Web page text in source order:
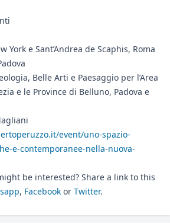
York e Sant’Andrea de Scaphis, Roma
Belle Arti e Paesaggio per l’Area
e le Province di Belluno, Padova e
event/uno-spazio-
e-contemporanee-nella-nuova-
be interested? Share a link to this
, Facebook or Twitter.